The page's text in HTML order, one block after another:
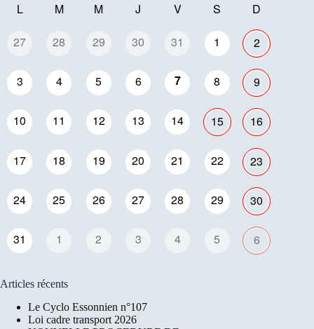
L M M J V S D
27 28 29 30 31 1 2
3 4 5 6 7 8 9
10 11 12 13 14 15 16
17 18 19 20 21 22 23
24 25 26 27 28 29 30
31 1 2 3 4 5 6
Articles récents
Le Cyclo Essonnien n°107
Loi cadre transport 2026